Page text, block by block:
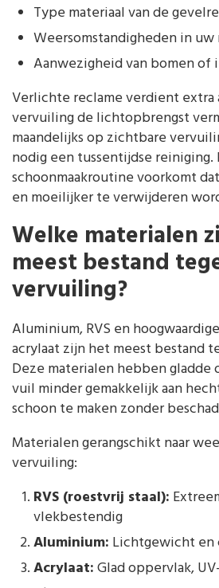
Type materiaal van de
Weersomstandigheden in uw
Aanwezigheid van bomen
Verlichte reclame verdient extra
vervuiling de lichtopbrengst
maandelijks op zichtbare
nodig een tussentijdse reiniging.
schoonmaakroutine voorkomt
en moeilijker te verwijderen
Welke materialen
meest bestand
vervuiling?
Aluminium, RVS en
acrylaat zijn het meest bestand
Deze materialen hebben gladde
vuil minder gemakkelijk aan
schoon te maken zonder
Materialen gerangschikt naar
vervuiling:
RVS (roestvrij staal):
vlekbestendig
Aluminium: Lichtgewicht en
Acrylaat:Glad oppervlak,